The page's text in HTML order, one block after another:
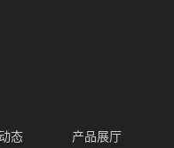
态
产品展厅